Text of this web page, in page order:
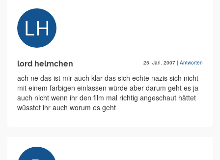
lord helmchen 25. Jan. 2007 | Antworten
ach ne das ist mir auch klar das sich echte nazis sich nicht
mit einem farbigen einlassen würde aber darum geht es ja
auch nicht wenn ihr den film mal richtig angeschaut hättet
wüsstet ihr auch worum es geht